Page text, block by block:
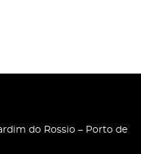
do Rossio – Porto de